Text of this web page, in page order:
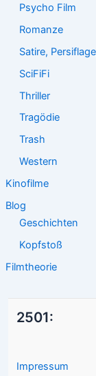
Psycho Film
Romanze
Satire,
SciFiFi
Thriller
Tragödie
Trash
Western
Kinofilme
Blog
Geschichten
Kopfstoß
Filmtheorie
2501:
Impressum